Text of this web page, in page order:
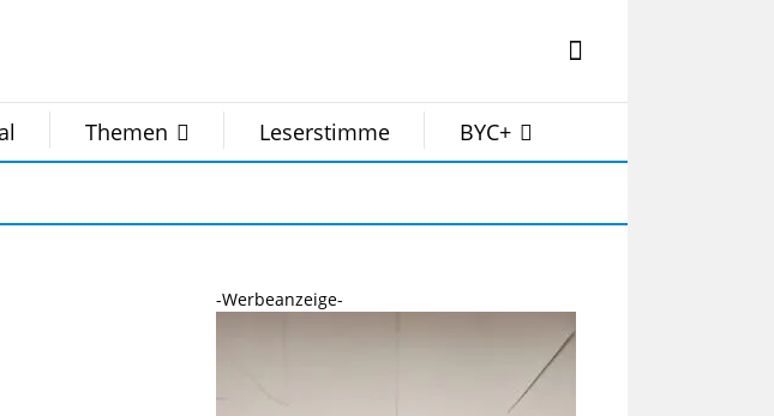
Themen Leserstimme BYC+
-Werbeanzeige-